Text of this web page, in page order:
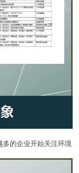
多的企业开始关注环境